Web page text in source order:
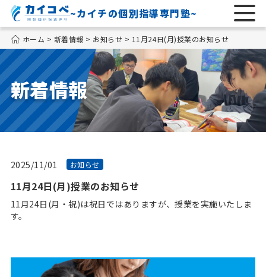
~カイチの個別指導専門塾~
ホーム > 新着情報 > お知らせ > 11月24日(月)授業のお知らせ
新着情報
2025/11/01 お知らせ
11月24日(月)授業のお知らせ
11月24日(月・祝)は祝日ではありますが、授業を実施いたしま
す。